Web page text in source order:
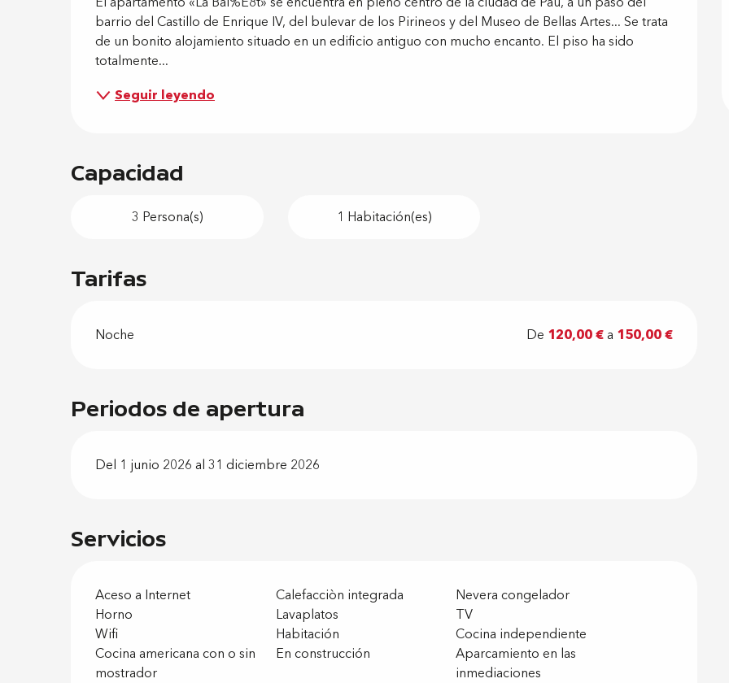
barrio del Castillo de Enrique IV, del bulevar de los Pirineos y del Museo de Bellas Artes... Se trata
de un bonito alojamiento situado en un edificio antiguo con mucho encanto. El piso ha sido
totalmente...
Seguir leyendo
Capacidad
3 Persona(s) 1 Habitación(es)
Servicios
Aceso a Internet Calefacciòn integrada
Nevera congelador
Horno
Lavaplatos
TV
Wifi
Habitación
Cocina independiente
Cocina americana con o sin
mostrador
En construcción
Aparcamiento en las
inmediaciones
Tarifas
Noche De 120,00 €a 150,00 €
Periodos de apertura
Del 1 junio 2026 al 31 diciembre 2026